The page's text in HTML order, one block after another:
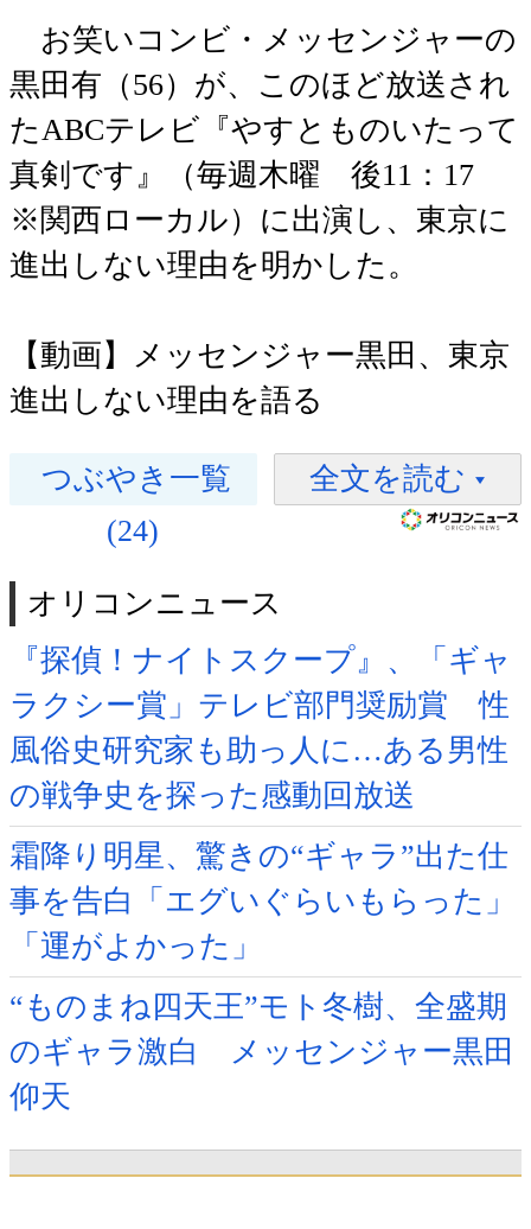
お笑いコンビ・メッセンジャーの
黒田有（56）が、このほど放送され
たABCテレビ『やすとものいたって
真剣です』（毎週木曜 後11：17
※関西ローカル）に出演し、東京に
進出しない理由を明かした。
【動画】メッセンジャー黒田、東京
進出しない理由を語る
つぶやき一覧
(24)
全文を読む
オリコンニュース
『探偵！ナイトスクープ』、「ギャ
ラクシー賞」テレビ部門奨励賞 性
風俗史研究家も助っ人に…ある男性
の戦争史を探った感動回放送
霜降り明星、驚きの“ギャラ”出た仕
事を告白「エグいぐらいもらった」
「運がよかった」
“ものまね四天王”モト冬樹、全盛期
のギャラ激白 メッセンジャー黒田
仰天